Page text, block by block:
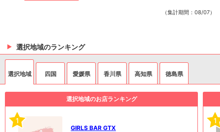
（集計期間：08/07）
選択地域のランキング
選択地域 四国 愛媛県 香川県 高知県 徳島県
選択地域のお店ランキング
1
GIRLS BAR GTX
1